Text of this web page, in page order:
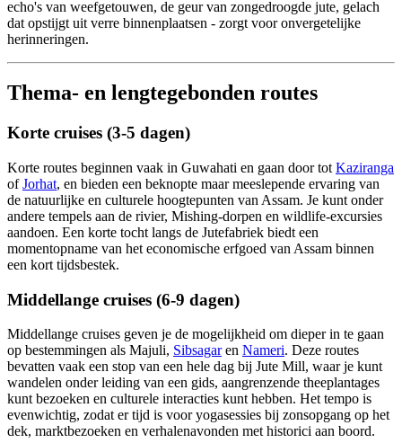
echo's van weefgetouwen, de geur van zongedroogde jute, gelach
dat opstijgt uit verre binnenplaatsen - zorgt voor onvergetelijke
herinneringen.
Thema- en lengtegebonden routes
Korte cruises (3-5 dagen)
Korte routes beginnen vaak in Guwahati en gaan door tot Kaziranga
ofJorhat, en bieden een beknopte maar meeslepende ervaring van
de natuurlijke en culturele hoogtepunten van Assam. Je kunt onder
andere tempels aan de rivier, Mishing-dorpen en wildlife-excursies
aandoen. Een korte tocht langs de Jutefabriek biedt een
momentopname van het economische erfgoed van Assam binnen
een kort tijdsbestek.
Middellange cruises (6-9 dagen)
Middellange cruises geven je de mogelijkheid om dieper in te gaan
op bestemmingen als Majuli, Sibsagaren Nameri. Deze routes
bevatten vaak een stop van een hele dag bij Jute Mill, waar je kunt
wandelen onder leiding van een gids, aangrenzende theeplantages
kunt bezoeken en culturele interacties kunt hebben. Het tempo is
evenwichtig, zodat er tijd is voor yogasessies bij zonsopgang op het
dek, marktbezoeken en verhalenavonden met historici aan boord.